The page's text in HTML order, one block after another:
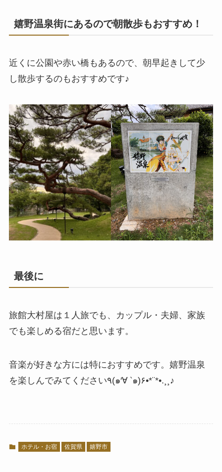
嬉野温泉街にあるので朝散歩もおすすめ！
近くに公園や赤い橋もあるので、朝早起きして少
し散歩するのもおすすめです♪
最後に
旅館大村屋は１人旅でも、カップル・夫婦、家族
でも楽しめる宿だと思います。
音楽が好きな方には特におすすめです。嬉野温泉
を楽しんでみてください٩(๑′∀ ‵๑)۶•*¨*•.¸¸♪
ホテル・お宿 佐賀県 嬉野市